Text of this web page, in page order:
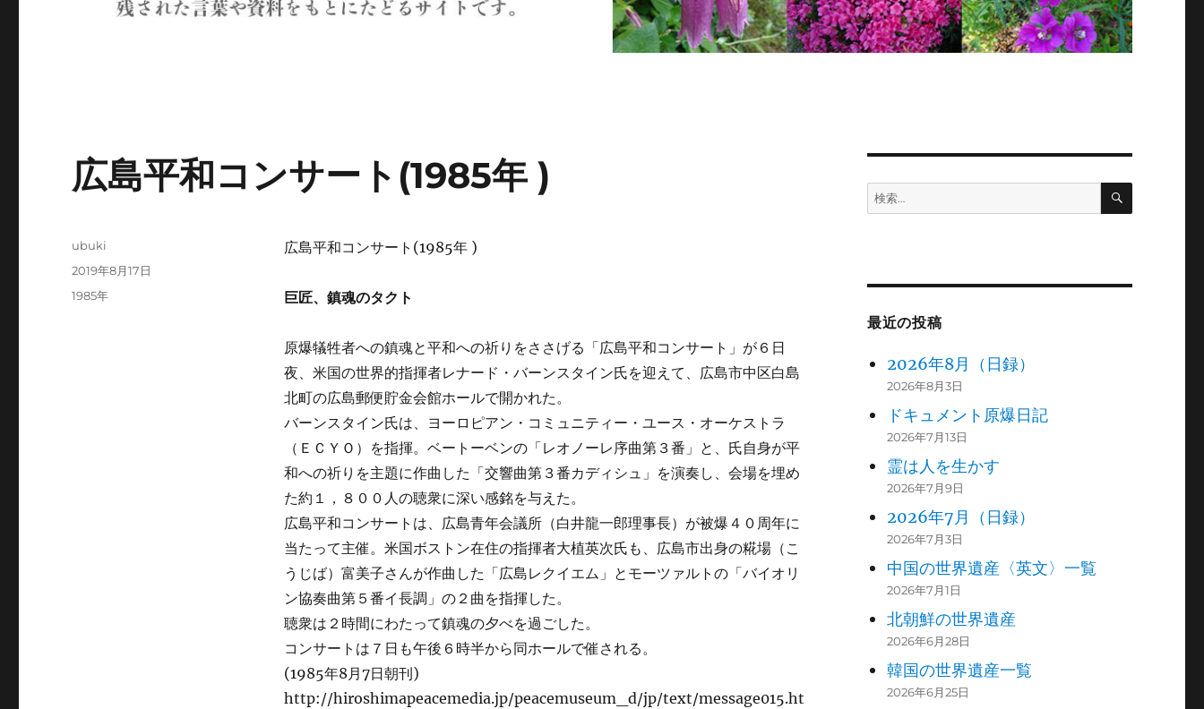
広島平和コンサート(1985年 )
広島平和コンサート(1985年 )
巨匠、鎮魂のタクト
原爆犠牲者への鎮魂と平和への祈りをささげる「広島平和コンサート」が６日
夜、米国の世界的指揮者レナード・バーンスタイン氏を迎えて、広島市中区白島
北町の広島郵便貯金会館ホールで開かれた。
バーンスタイン氏は、ヨーロピアン・コミュニティー・ユース・オーケストラ
（ＥＣＹＯ）を指揮。ベートーベンの「レオノーレ序曲第３番」と、氏自身が平
和への祈りを主題に作曲した「交響曲第３番カディシュ」を演奏し、会場を埋め
た約１，８００人の聴衆に深い感銘を与えた。
広島平和コンサートは、広島青年会議所（白井龍一郎理事長）が被爆４０周年に
当たって主催。米国ボストン在住の指揮者大植英次氏も、広島市出身の糀場（こ
うじば）富美子さんが作曲した「広島レクイエム」とモーツァルトの「バイオリ
ン協奏曲第５番イ長調」の２曲を指揮した。
聴衆は２時間にわたって鎮魂の夕べを過ごした。
コンサートは７日も午後６時半から同ホールで催される。
(1985年8月7日朝刊)
http://hiroshimapeacemedia.jp/peacemuseum_d/jp/text/message015.ht
投
ubuki
投
2019年8月17日
カ
1985年
検
索:
検
最近の投稿
2026年8月（日録）
2026年8月3日
ドキュメント原爆日記
2026年7月13日
霊は人を生かす
2026年7月9日
2026年7月（日録）
2026年7月3日
中国の世界遺産〈英文〉一覧
2026年7月1日
北朝鮮の世界遺産
2026年6月28日
韓国の世界遺産一覧
2026年6月25日